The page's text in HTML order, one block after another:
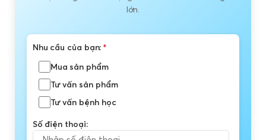
lớn.
Nhu cầu của bạn:*
Mua sản phẩm
Tư vấn sản phẩm
Tư vấn bệnh học
Số điện thoại: